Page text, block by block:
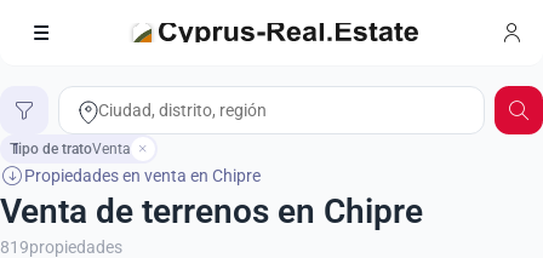
1
Tipo de tratoVenta
Propiedades en venta en Chipre
Venta de terrenos en Chipre
819propiedades